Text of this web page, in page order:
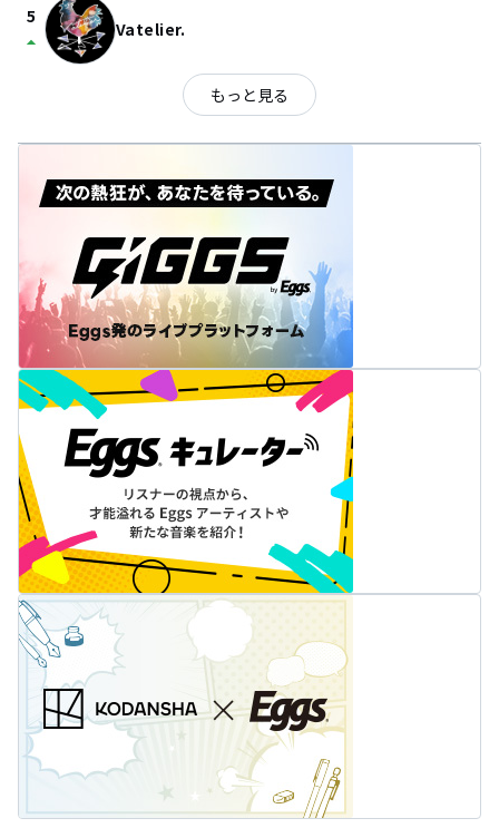
5
arrow_drop_up Vatelier.
もっと見る